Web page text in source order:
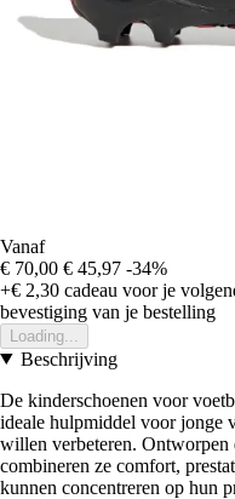
Vanaf
€ 70,00 € 45,97 -34%
+€ 2,30 cadeau voor je
bevestiging van je bestelling
Loading...
Beschrijving
De kinderschoenen voor
ideale hulpmiddel voor jonge
willen verbeteren. Ontworpen
combineren ze comfort,
kunnen concentreren op hun